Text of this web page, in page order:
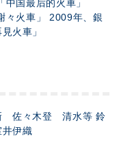
国最后的火車」
々火車」 2009年、銀
火車」
佐々木登 清水等 鈴
伊織